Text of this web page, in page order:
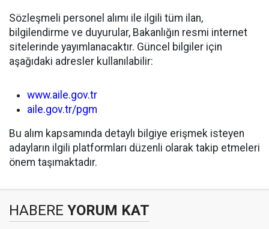
Sözleşmeli personel alımı ile ilgili tüm ilan,
bilgilendirme ve duyurular, Bakanlığın resmi internet
sitelerinde yayımlanacaktır. Güncel bilgiler için
aşağıdaki adresler kullanılabilir:
www.aile.gov.tr
aile.gov.tr/pgm
Bu alım kapsamında detaylı bilgiye erişmek isteyen
adayların ilgili platformları düzenli olarak takip etmeleri
önem taşımaktadır.
HABERE YORUM KAT